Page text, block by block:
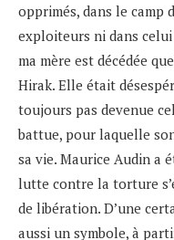
opprimés, dans le camp
exploiteurs ni dans
ma mère est décédée
Hirak. Elle était
toujours pas devenue
battue, pour laquelle
sa vie. Maurice Audin a
lutte contre la torture
de libération. D’une
aussi un symbole, à